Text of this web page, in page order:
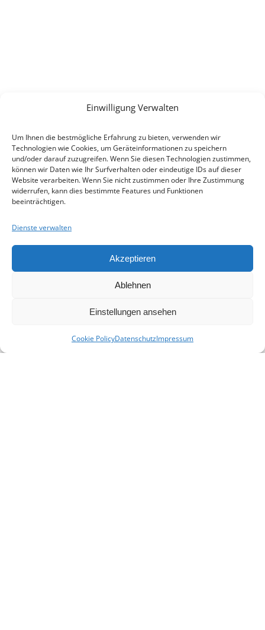
Einwilligung Verwalten
Um Ihnen die bestmögliche Erfahrung zu bieten, verwenden wir
Technologien wie Cookies, um Geräteinformationen zu speichern
und/oder darauf zuzugreifen. Wenn Sie diesen Technologien zustimmen,
können wir Daten wie Ihr Surfverhalten oder eindeutige IDs auf dieser
Website verarbeiten. Wenn Sie nicht zustimmen oder Ihre Zustimmung
widerrufen, kann dies bestimmte Features und Funktionen
beeinträchtigen.
Dienste verwalten
Akzeptieren
Ablehnen
Einstellungen ansehen
Cookie PolicyDatenschutzImpressum
Beitrittserklärung
Cookie-Einstellungen
Datenschutz
Impressum
SPENDEN
Mit Ihrer Spende unterstützen Sie uns,
Heimatforscher in Niederbayern zu
schaffen und sie in ihrer Arbeit zu
unterstützen.
Niederbayern e. V.